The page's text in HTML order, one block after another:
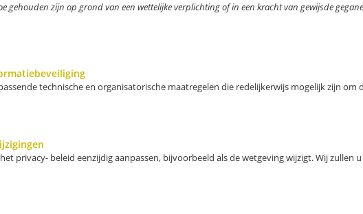
gehouden zijn op grond van een wettelijke verplichting of in een kracht van gewijsde
technische en organisatorische maatregelen die redelijkerwijs mogelijk zijn om
privacy- beleid eenzijdig aanpassen, bijvoorbeeld als de wetgeving wijzigt. Wij zullen